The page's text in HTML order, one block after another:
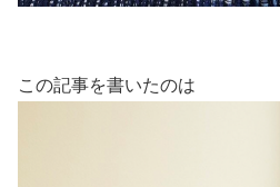
この記事を書いたのは